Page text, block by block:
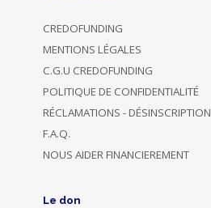
CREDOFUNDING
MENTIONS LÉGALES
C.G.U CREDOFUNDING
POLITIQUE DE CONFIDENTIALITÉ
RÉCLAMATIONS - DÉSINSCRIPTION
F.A.Q.
NOUS AIDER FINANCIEREMENT
Le don